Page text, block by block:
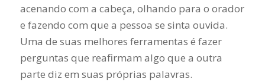
acenando com a cabeça, olhando para o orador
e fazendo com que a pessoa se sinta ouvida.
Uma de suas melhores ferramentas é fazer
perguntas que reafirmam algo que a outra
parte diz em suas próprias palavras.